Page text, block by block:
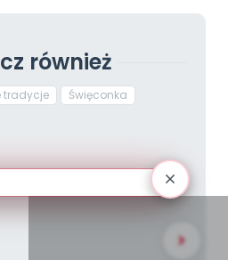
również
tradycje Święconka